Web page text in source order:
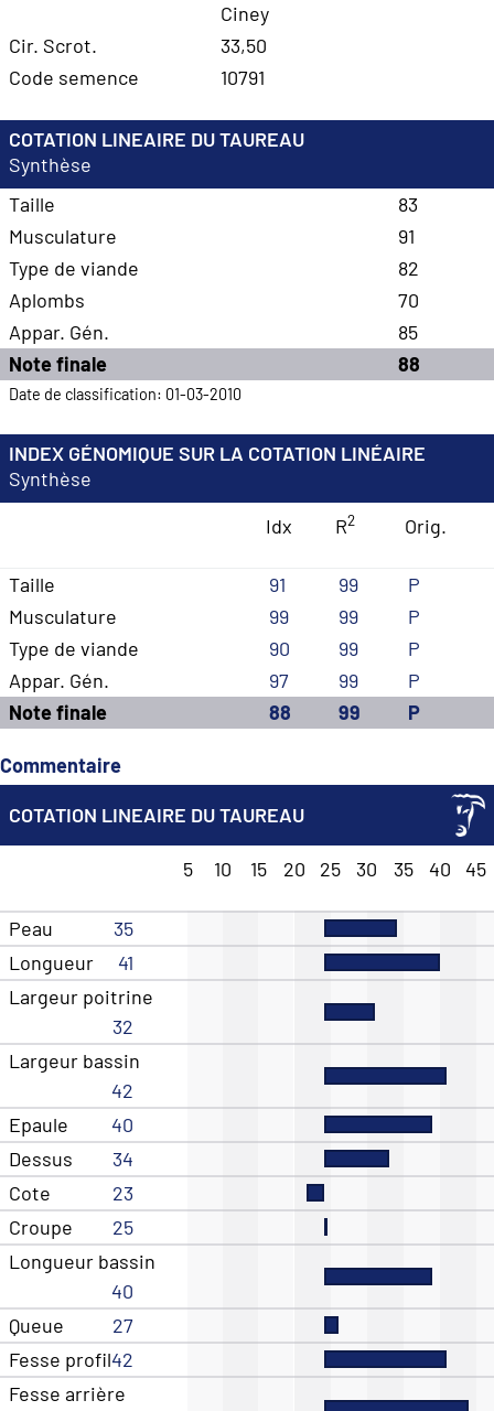
Ciney
Cir. Scrot.
33,50
Code semence
10791
COTATION LINEAIRE DU TAUREAU
Synthèse
Taille
83
Musculature
91
Type de viande
82
Aplombs
70
Appar. Gén.
85
Note finale
88
Date de classification: 01-03-2010
INDEX GÉNOMIQUE SUR LA COTATION LINÉAIRE
Synthèse
Idx
R2 Orig.
Taille 91 99
P
Musculature
99 99
P
Type de viande
90 99
P
Appar. Gén.
97 99
P
Note finale
88 99 P
Commentaire
COTATION LINEAIRE DU TAUREAU
5 10 15 20 25 30 35 40 45
Peau
35
Longueur
41
Largeur poitrine
32
Largeur bassin
42
Epaule
40
Dessus
34
Cote
23
Croupe
25
Longueur bassin
40
Queue
27
Fesse profil42
Fesse arrière